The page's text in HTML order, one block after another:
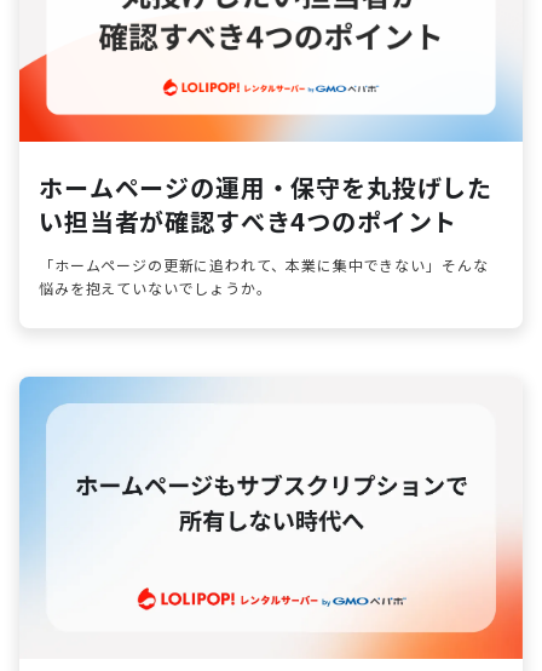
ホームページの運用・保守を丸投げした
い担当者が確認すべき4つのポイント
「ホームページの更新に追われて、本業に集中できない」そんな
悩みを抱えていないでしょうか。